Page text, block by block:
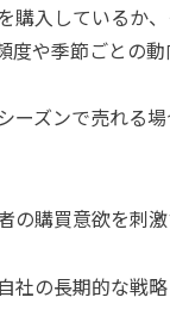
購入しているか
度や季節ごとの
ーズンで売れる
の購買意欲を刺
社の長期的な戦